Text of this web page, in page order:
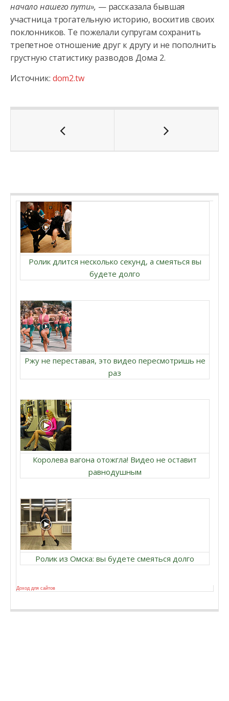
начало нашего пути», — рассказала бывшая
участница трогательную историю, восхитив своих
поклонников. Те пожелали супругам сохранить
трепетное отношение друг к другу и не пополнить
грустную статистику разводов Дома 2.
Источник: dom2.tw
Ролик длится несколько секунд, а смеяться вы
будете долго
Ржу не переставая, это видео пересмотришь не
раз
Королева вагона отожгла! Видео не оставит
равнодушным
Ролик из Омска: вы будете смеяться долго
Доход для сайтов